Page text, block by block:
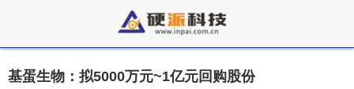
基蛋生物：拟5000万元~1亿元回购股份